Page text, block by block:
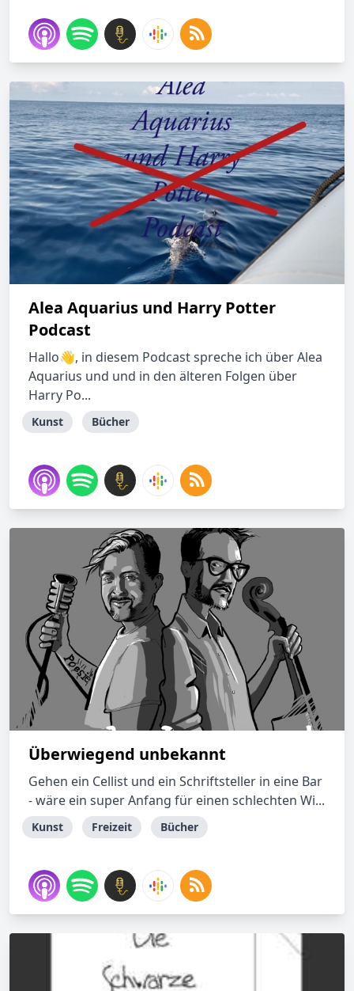
Alea Aquarius und Harry Potter
Podcast
Hallo👋, in diesem Podcast spreche ich über Alea
Aquarius und und in den älteren Folgen über
Harry Po...
Kunst Bücher
Überwiegend unbekannt
Gehen ein Cellist und ein Schriftsteller in eine Bar
- wäre ein super Anfang für einen schlechten Wi...
Kunst Freizeit Bücher